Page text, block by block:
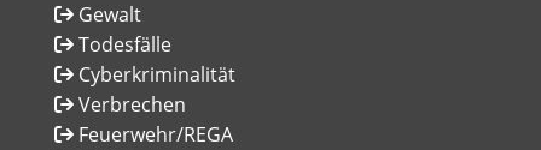
Gewalt
Todesfälle
Cyberkriminalität
Verbrechen
Feuerwehr/REGA